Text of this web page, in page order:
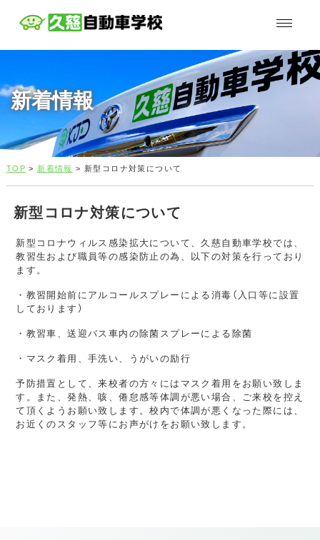
新着情報
TOP > 新着情報 > 新型コロナ対策について
新型コロナ対策について
新型コロナウィルス感染拡大について、久慈自動車学校では、
教習生および職員等の感染防止の為、以下の対策を行っており
ます。
・教習開始前にアルコールスプレーによる消毒（入口等に設置
しております）
・教習車、送迎バス車内の除菌スプレーによる除菌
・マスク着用、手洗い、うがいの励行
予防措置として、来校者の方々にはマスク着用をお願い致しま
す。また、発熱、咳、倦怠感等体調が悪い場合、ご来校を控え
て頂くようお願い致します。校内で体調が悪くなった際には、
お近くのスタッフ等にお声がけをお願い致します。